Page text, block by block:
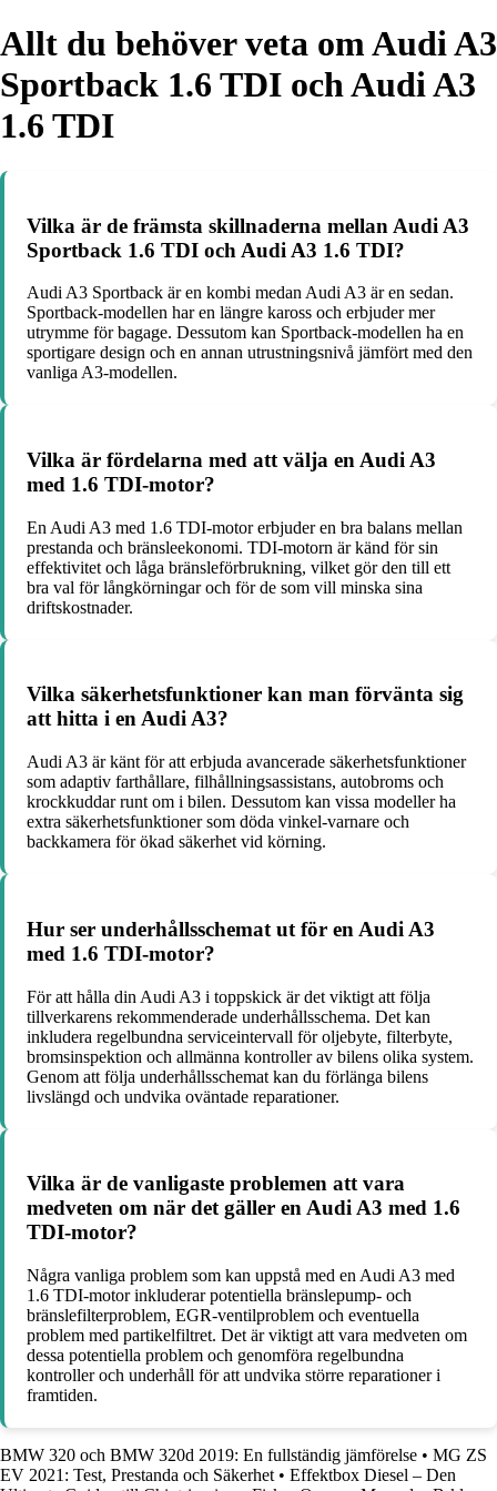
Allt du behöver veta om Audi A3
Sportback 1.6 TDI och Audi A3
1.6 TDI
Vilka är de främsta skillnaderna mellan Audi A3
Sportback 1.6 TDI och Audi A3 1.6 TDI?
Audi A3 Sportback är en kombi medan Audi A3 är en sedan.
Sportback-modellen har en längre kaross och erbjuder mer
utrymme för bagage. Dessutom kan Sportback-modellen ha en
sportigare design och en annan utrustningsnivå jämfört med den
vanliga A3-modellen.
Vilka är fördelarna med att välja en Audi A3
med 1.6 TDI-motor?
En Audi A3 med 1.6 TDI-motor erbjuder en bra balans mellan
prestanda och bränsleekonomi. TDI-motorn är känd för sin
effektivitet och låga bränsleförbrukning, vilket gör den till ett
bra val för långkörningar och för de som vill minska sina
driftskostnader.
Vilka säkerhetsfunktioner kan man förvänta sig
att hitta i en Audi A3?
Audi A3 är känt för att erbjuda avancerade säkerhetsfunktioner
som adaptiv farthållare, filhållningsassistans, autobroms och
krockkuddar runt om i bilen. Dessutom kan vissa modeller ha
extra säkerhetsfunktioner som döda vinkel-varnare och
backkamera för ökad säkerhet vid körning.
Hur ser underhållsschemat ut för en Audi A3
med 1.6 TDI-motor?
För att hålla din Audi A3 i toppskick är det viktigt att följa
tillverkarens rekommenderade underhållsschema. Det kan
inkludera regelbundna serviceintervall för oljebyte, filterbyte,
bromsinspektion och allmänna kontroller av bilens olika system.
Genom att följa underhållsschemat kan du förlänga bilens
livslängd och undvika oväntade reparationer.
Vilka är de vanligaste problemen att vara
medveten om när det gäller en Audi A3 med 1.6
TDI-motor?
Några vanliga problem som kan uppstå med en Audi A3 med
1.6 TDI-motor inkluderar potentiella bränslepump- och
bränslefilterproblem, EGR-ventilproblem och eventuella
problem med partikelfiltret. Det är viktigt att vara medveten om
dessa potentiella problem och genomföra regelbundna
kontroller och underhåll för att undvika större reparationer i
framtiden.
BMW 320 och BMW 320d 2019: En fullständig jämförelse • MG ZS
EV 2021: Test, Prestanda och Säkerhet • Effektbox Diesel – Den